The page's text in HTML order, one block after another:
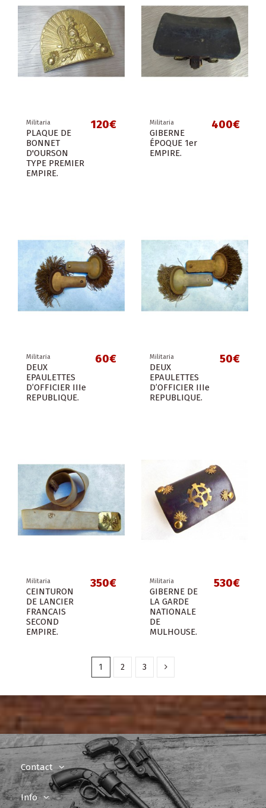
Militaria
PLAQUE DE
BONNET
D'OURSON
TYPE PREMIER
EMPIRE.
120€ Militaria
GIBERNE
ÉPOQUE 1er
EMPIRE.
400€
Militaria
DEUX
EPAULETTES
D’OFFICIER IIIe
REPUBLIQUE.
60€ Militaria
DEUX
EPAULETTES
D’OFFICIER IIIe
REPUBLIQUE.
50€
Militaria
CEINTURON
DE LANCIER
FRANCAIS
SECOND
EMPIRE.
350€ Militaria
GIBERNE DE
LA GARDE
NATIONALE
DE
MULHOUSE.
530€
1 2 3
Contact
Info